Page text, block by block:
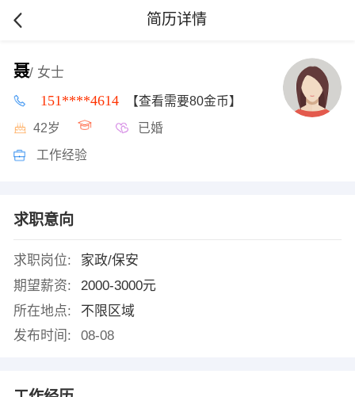
简历详情
聂/ 女士
151****4614 【查看需要80金币】
42岁 已婚
工作经验
求职意向
求职岗位:
家政/保安
期望薪资:
2000-3000元
所在地点:
不限区域
发布时间:
08-08